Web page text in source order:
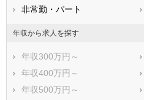
非常勤・パート
年収から求人を探す
年収300万円～
年収400万円～
年収500万円～